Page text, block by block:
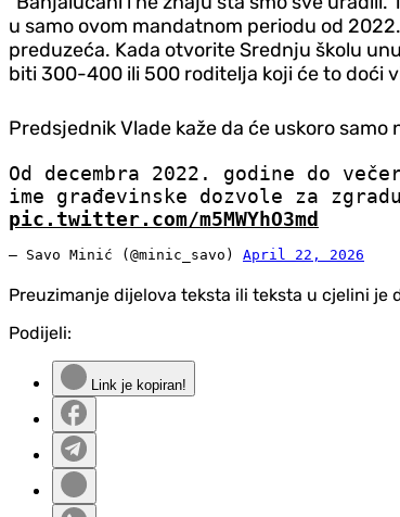
u samo ovom mandatnom periodu od
preduzeća. Kada otvorite Srednju školu
biti 300-400 ili 500 roditelja koji će to doći
Predsjednik Vlade kaže da će uskoro
Od decembra 2022. godine do
ime građevinske dozvole za
pic.twitter.com/m5MWYhO3md
— Savo Minić (@minic_savo) April 22, 2026
Preuzimanje dijelova teksta ili teksta u cjelini
Podijeli:
Link je kopiran!